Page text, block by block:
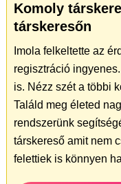
Komoly
társkeresőn
Imola felkeltette az
regisztráció
is. Nézz szét a többi
Találd meg életed
rendszerünk
társkereső amit nem
felettiek is könnyen